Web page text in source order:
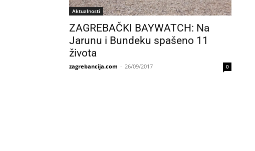
Aktualnosti
ZAGREBAČKI BAYWATCH: Na
Jarunu i Bundeku spašeno 11
života
zagrebancija.com - 26/09/2017 0